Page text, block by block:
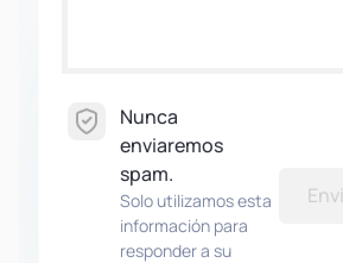
Nunca
enviaremos
spam.
Solo utilizamos esta
información para
responder a su